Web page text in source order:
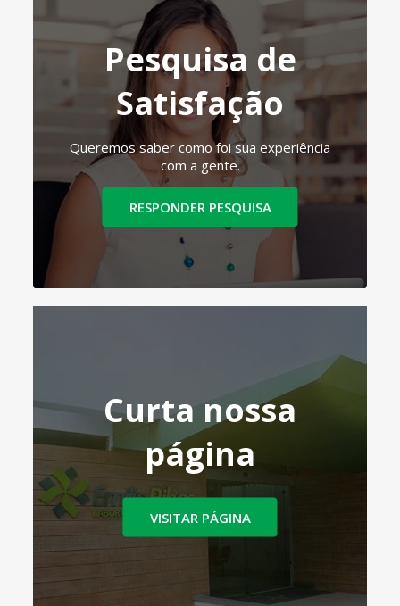
Pesquisa de
Satisfação
Queremos saber como foi sua experiência
com a gente.
RESPONDER PESQUISA
Curta nossa
página
VISITAR PÁGINA